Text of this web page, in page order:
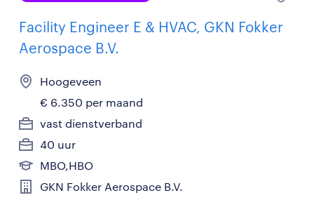
Facility Engineer E & HVAC, GKN Fokker
Aerospace B.V.
Hoogeveen
€ 6.350 per maand
vast dienstverband
40 uur
MBO,HBO
GKN Fokker Aerospace B.V.